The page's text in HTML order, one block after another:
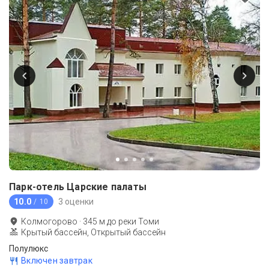
Парк-отель Царские палаты
10.0 / 10 3 оценки
Колмогорово · 345 м до реки Томи
Крытый бассейн, Открытый бассейн
Полулюкс
Включен завтрак